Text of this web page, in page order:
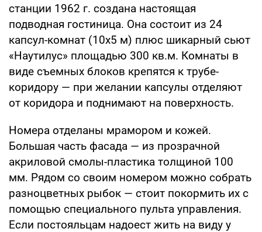
станции 1962 г. создана настоящая
подводная гостиница. Она состоит из 24
капсул-комнат (10х5 м) плюс шикарный сьют
«Наутилус» площадью 300 кв.м. Комнаты в
виде съемных блоков крепятся к трубе-
коридору — при желании капсулы отделяют
от коридора и поднимают на поверхность.
Номера отделаны мрамором и кожей.
Большая часть фасада — из прозрачной
акриловой смолы-пластика толщиной 100
мм. Рядом со своим номером можно собрать
разноцветных рыбок — стоит покормить их с
помощью специального пульта управления.
Если постояльцам надоест жить на виду у